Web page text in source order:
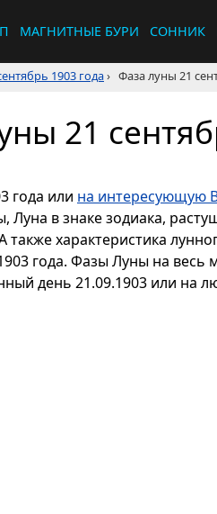
МАГНИТНЫЕ БУРИ СОННИК
1903 года› Фаза луны 21
21
года или на интересующую
Луна в знаке зодиака,
также характеристика
года. Фазы Луны на весь
день 21.09.1903 или на